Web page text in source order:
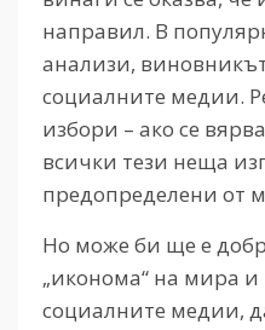
направил. В
анализи,
социалните медии.
избори – ако се
всички тези неща
предопределени от
Но може би ще е
„иконома“ на мира и
социалните медии,